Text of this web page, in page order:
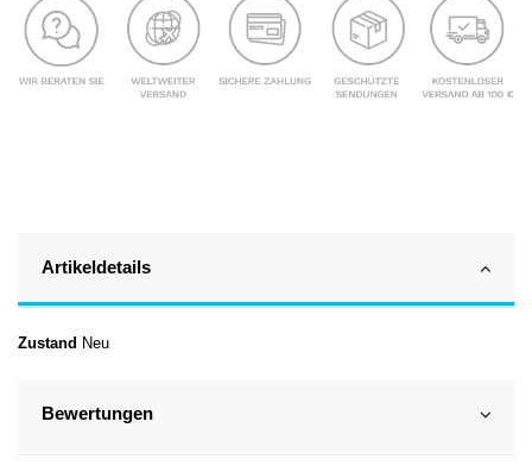
Artikeldetails
Zustand Neu
Bewertungen